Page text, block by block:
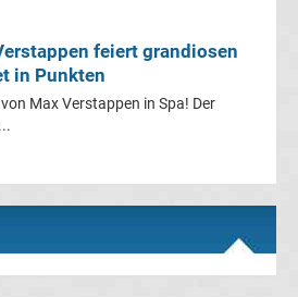
feiert grandiosen
in Punkten
Max Verstappen in Spa! Der